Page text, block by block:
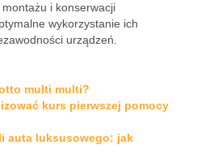
i konserwacji
wykorzystanie ich
urządzeń.
multi multi?
kurs pierwszej pomocy
auta luksusowego: jak